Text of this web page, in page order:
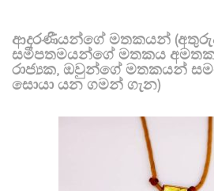
ආදරණීයන්ගේ මතකයන්
සමීපතමයන්ගේ මතකය
රාජ්‍යක, ඔවුන්ගේ මතකයන්
සොයා යන ගමන් ගැන)